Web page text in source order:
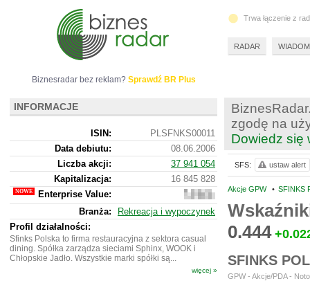
zgodę na
Dowiedz się
Akcje GPW • SFINKS
0.444
SFINKS
GPW - Akcje/PDA -
SFS: ustaw alert
Biznesradar bez reklam? Sprawdź BR Plus
INFORMACJE
ISIN:
PLSFNKS00011
Data debiutu:
08.06.2006
Liczba akcji:
37 941 054
Kapitalizacja:
16 845 828
Enterprise Value:
137
841
828
Branża:
Rekreacja i wypoczynek
Profil działalności:
Sfinks Polska to firma restauracyjna z sektora casual
dining. Spółka zarządza sieciami Sphinx, WOOK i
Chłopskie Jadło. Wszystkie marki spółki są...
więcej »
Trwa łączenie z
RADAR